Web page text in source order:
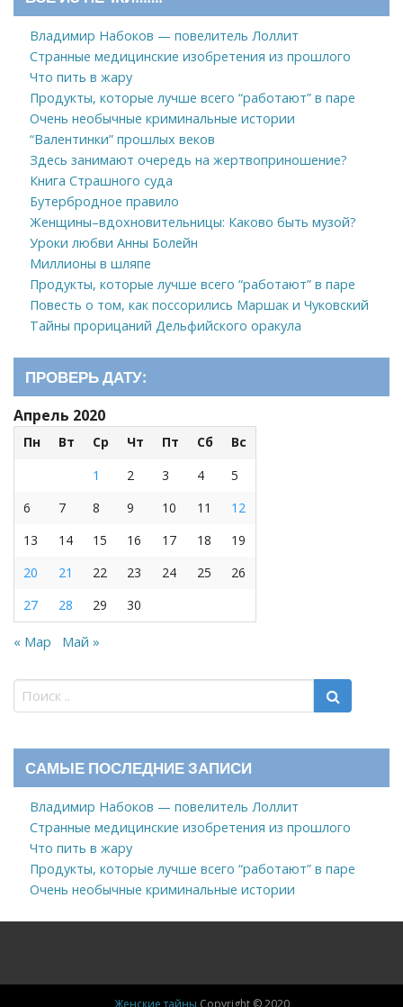
Владимир Набоков — повелитель Лоллит
Странные медицинские изобретения из прошлого
Что пить в жару
Продукты, которые лучше всего “работают” в паре
Очень необычные криминальные истории
“Валентинки” прошлых веков
Здесь занимают очередь на жертвоприношение?
Книга Страшного суда
Бутербродное правило
Женщины–вдохновительницы: Каково быть музой?
Уроки любви Анны Болейн
Миллионы в шляпе
Продукты, которые лучше всего “работают” в паре
Повесть о том, как поссорились Маршак и Чуковский
Тайны прорицаний Дельфийского оракула
ПРОВЕРЬ ДАТУ:
Апрель 2020
Пн Вт Ср Чт Пт Сб
Вс
1
2 3 4
5
6
7 8 9 10 11
12
13
14 15 16 17 18
19
20
21 22 23 24 25
26
27
28 29 30
« Мар Май »
САМЫЕ ПОСЛЕДНИЕ ЗАПИСИ
Владимир Набоков — повелитель Лоллит
Странные медицинские изобретения из прошлого
Что пить в жару
Продукты, которые лучше всего “работают” в паре
Очень необычные криминальные истории
Женские тайны Copyright © 2020